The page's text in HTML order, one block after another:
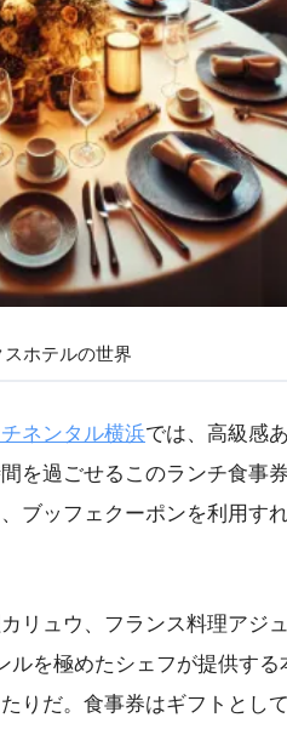
スホテルの世界
ネンタル横浜では、高級感
を過ごせるこのランチ食事
ブッフェクーポンを利用す
リュウ、フランス料理アジ
を極めたシェフが提供す
りだ。食事券はギフトとし